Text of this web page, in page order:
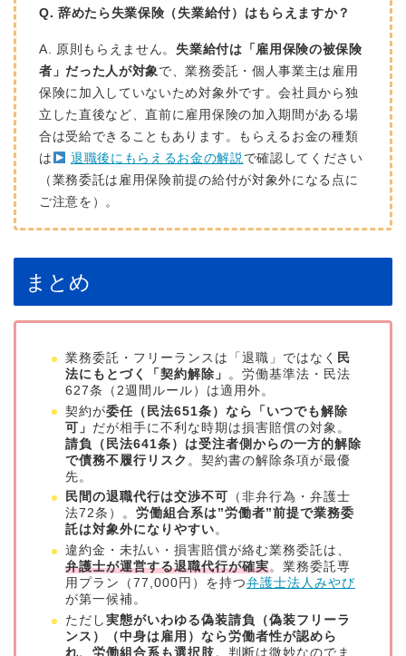
Q. 辞めたら失業保険（失業給付）はもらえますか？
A. 原則もらえません。 失業給付は「雇用保険の被保険
者」だった人が対象 で、業務委託・個人事業主は雇用
保険に加入していないため対象外です。会社員から独
立した直後など、直前に雇用保険の加入期間がある場
合は受給できることもあります。もらえるお金の種類
は
退職後にもらえるお金の解説 で確認してください
（業務委託は雇用保険前提の給付が対象外になる点に
ご注意を）。
まとめ
業務委託・フリーランスは「退職」ではなく 民
法にもとづく「契約解除」
。労働基準法・民法
627条（2週間ルール）は適用外。
契約が委任（民法651条）なら「いつでも解除
可」 だが相手に不利な時期は損害賠償の対象。
請負（民法641条）は受注者側からの一方的解除
で債務不履行リスク 。契約書の解除条項が最優
先。
民間の退職代行は交渉不可 （非弁行為・弁護士
法72条）。 労働組合系は”労働者”前提で業務委
託は対象外になりやすい。
違約金・未払い・損害賠償が絡む業務委託は、
弁護士が運営する退職代行が確実。業務委託専
用プラン（77,000円）を持つ弁護士法人みやび
が第一候補。
ただし 実態がいわゆる偽装請負（偽装フリーラ
ンス）（中身は雇用）なら労働者性が認めら
れ、労働組合系も選択肢 。判断は微妙なのでま